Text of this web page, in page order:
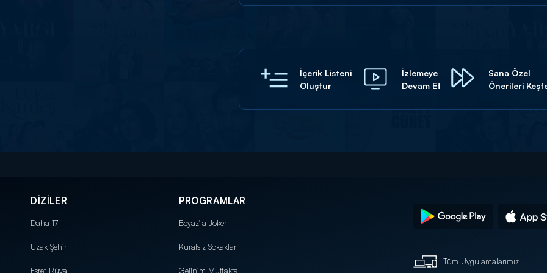
İçerik Listeni
Oluştur
İzlemeye
Devam Et
Sana Özel
Önerileri
DİZİLER
Daha 17
Uzak Şehir
Eşref Rüya
PROGRAMLAR
Beyaz'la Joker
Kuralsız Sokaklar
Gelinim Mutfakta
Tüm Uygulamalarımız